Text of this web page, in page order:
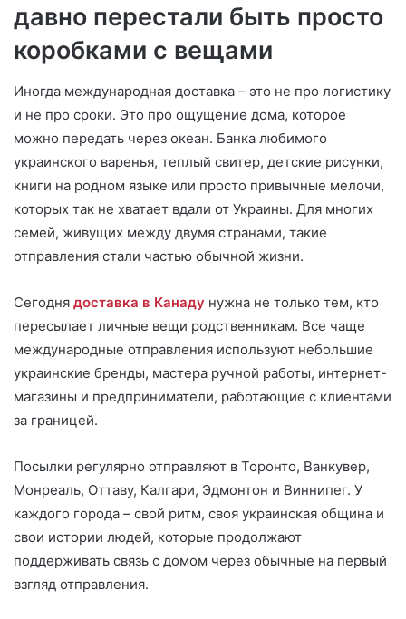
давно перестали быть просто
коробками с вещами
Иногда международная доставка – это не про логистику
и не про сроки. Это про ощущение дома, которое
можно передать через океан. Банка любимого
украинского варенья, теплый свитер, детские рисунки,
книги на родном языке или просто привычные мелочи,
которых так не хватает вдали от Украины. Для многих
семей, живущих между двумя странами, такие
отправления стали частью обычной жизни.
Сегодня доставка в Канаду нужна не только тем, кто
пересылает личные вещи родственникам. Все чаще
международные отправления используют небольшие
украинские бренды, мастера ручной работы, интернет-
магазины и предприниматели, работающие с клиентами
за границей.
Посылки регулярно отправляют в Торонто, Ванкувер,
Монреаль, Оттаву, Калгари, Эдмонтон и Виннипег. У
каждого города – свой ритм, своя украинская община и
свои истории людей, которые продолжают
поддерживать связь с домом через обычные на первый
взгляд отправления.